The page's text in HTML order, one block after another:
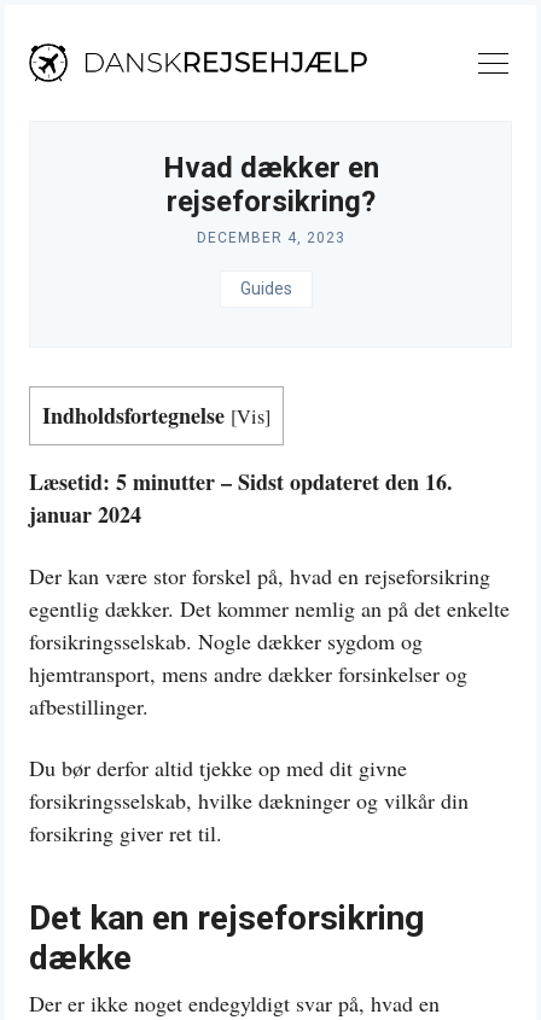
content
Hvad dækker en
rejseforsikring?
DECEMBER 4, 2023
Guides
Indholdsfortegnelse [Vis]
Læsetid: 5 minutter – Sidst opdateret den 16.
januar 2024
Der kan være stor forskel på, hvad en rejseforsikring
egentlig dækker. Det kommer nemlig an på det enkelte
forsikringsselskab. Nogle dækker sygdom og
hjemtransport, mens andre dækker forsinkelser og
afbestillinger.
Du bør derfor altid tjekke op med dit givne
forsikringsselskab, hvilke dækninger og vilkår din
forsikring giver ret til.
Det kan en rejseforsikring
dække
Der er ikke noget endegyldigt svar på, hvad en